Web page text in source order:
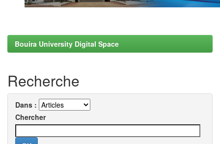
Bouira University Digital Space
Recherche
Dans :
Chercher